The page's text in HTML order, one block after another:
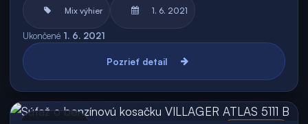
Mix výhier 1. 6. 2021
Ukončené 1. 6. 2021
Pozrieť detail